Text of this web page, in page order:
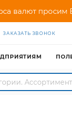
валют
ЗАКАЗАТЬ ЗВОНОК